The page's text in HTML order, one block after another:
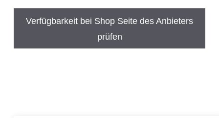
Verfügbarkeit bei Shop Seite des Anbieters
prüfen